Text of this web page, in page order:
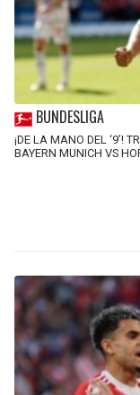
BUNDESLIGA
¡DE LA MANO DEL ‘9’!
BAYERN MUNICH VS